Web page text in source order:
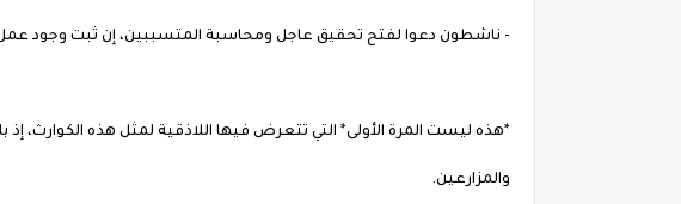
- ناشطون دعوا لفتح تحقيق عاجل ومحاسبة المتسببين، إن ثبت وجود
*هذه ليست المرة الأولى* التي تتعرض فيها اللاذقية لمثل هذه الكوارث، إذ
والمزارعين.